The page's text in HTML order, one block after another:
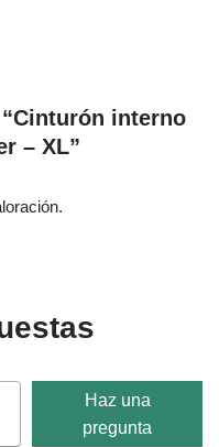
interno
– XL”
Haz una
pregunta